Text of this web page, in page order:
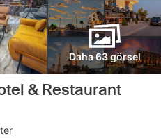
Daha 63 görsel
& Restaurant